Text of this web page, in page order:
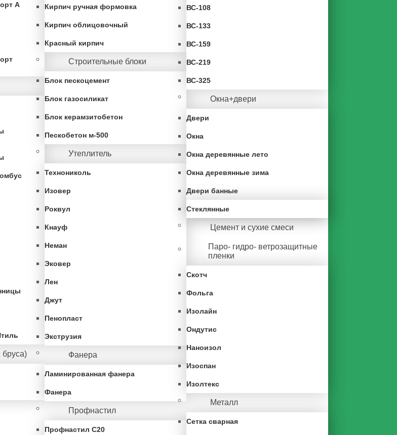
А
бруса)
Кирпич ручная формовка
Кирпич облицовочный
Красный кирпич
Строительные блоки
Блок пескоцемент
Блок газосиликат
Блок керамзитобетон
Пескобетон м-500
Утеплитель
Технониколь
Изовер
Роквул
Кнауф
Неман
Эковер
Лен
Джут
Пенопласт
Экструзия
Фанера
Ламинированная фанера
Фанера
Профнастил
Профнастил С20
ВС-108
ВС-133
ВС-159
ВС-219
ВС-325
Окна+двери
Двери
Окна
Окна деревянные лето
Окна деревянные зима
Двери банные
Стеклянные
Цемент и сухие смеси
Паро- гидро- ветрозащитные
пленки
Скотч
Фольга
Изолайн
Ондутис
Наноизол
Изоспан
Изолтекс
Металл
Сетка сварная